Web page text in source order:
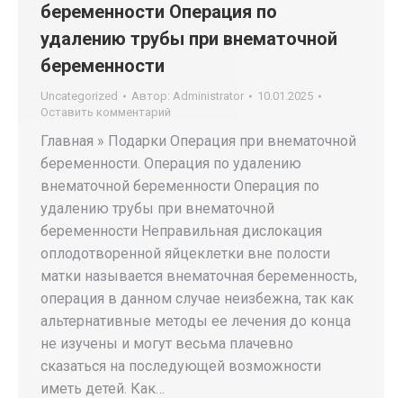
беременности Операция по
удалению трубы при внематочной
беременности
Uncategorized Автор: Administrator
10.01.2025
Оставить комментарий
Главная » Подарки Операция при внематочной
беременности. Операция по удалению
внематочной беременности Операция по
удалению трубы при внематочной
беременности Неправильная дислокация
оплодотворенной яйцеклетки вне полости
матки называется внематочная беременность,
операция в данном случае неизбежна, так как
альтернативные методы ее лечения до конца
не изучены и могут весьма плачевно
сказаться на последующей возможности
иметь детей. Как…